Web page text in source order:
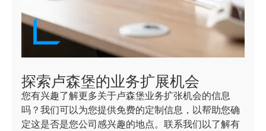
探索卢森堡的业务扩展机会
您有兴趣了解更多关于卢森堡业务扩张机会的信息
吗？我们可以为您提供免费的定制信息，以帮助您确
定这是否是您公司感兴趣的地点。联系我们以了解有